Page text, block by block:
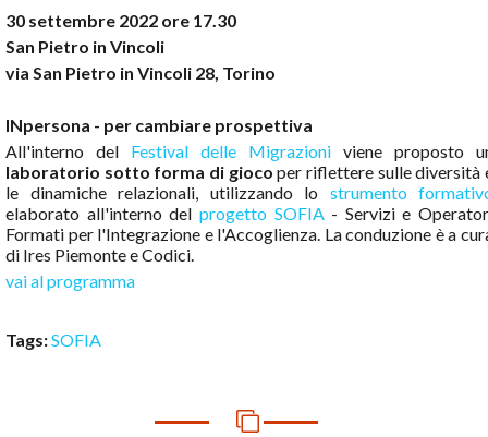
30 settembre 2022 ore 17.30
San Pietro in Vincoli
via San Pietro in Vincoli 28, Torino
INpersona - per cambiare prospettiva
All'interno del Festival delle Migrazioni viene proposto
laboratorio sotto forma di gioco per riflettere sulle diversità
le dinamiche relazionali, utilizzando lo strumento
elaborato all'interno del progetto SOFIA - Servizi e
Formati per l'Integrazione e l'Accoglienza. La conduzione è a
di Ires Piemonte e Codici.
vai al programma
Tags:SOFIA